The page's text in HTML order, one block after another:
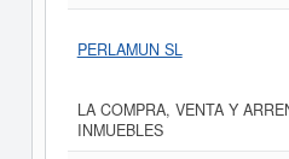
PERLAMUN SL
LA COMPRA, VENTA Y
INMUEBLES